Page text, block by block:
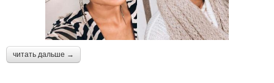
читать дальше →